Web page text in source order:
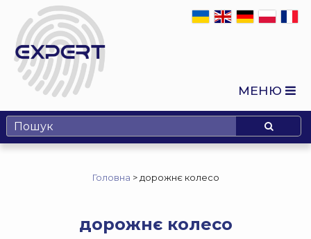
МЕНЮ
Головна > дорожнє колесо
дорожнє колесо